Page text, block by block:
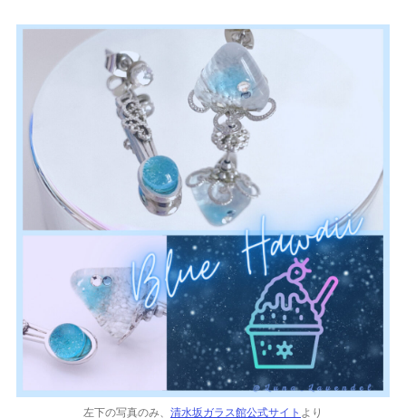
左下の写真のみ、 清水坂ガラス館公式サイト より